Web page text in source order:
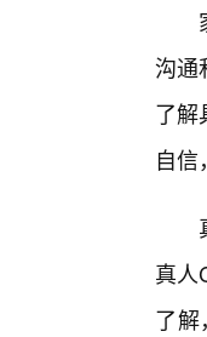
沟通
了解
自信
真人
了